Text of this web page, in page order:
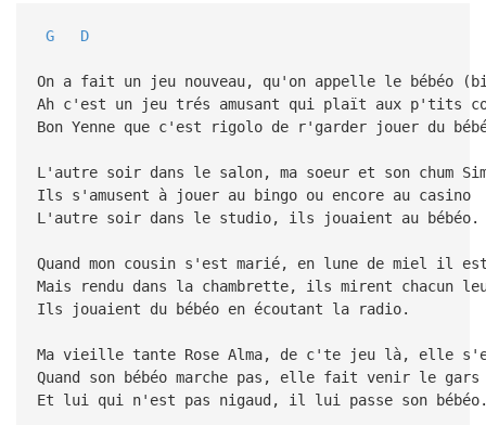
G D
On a fait un jeu nouveau, qu'on appelle le bébéo
Ah c'est un jeu trés amusant qui plaït aux p'tits
Bon Yenne que c'est rigolo de r'garder jouer du
L'autre soir dans le salon, ma soeur et son chum
Ils s'amusent à jouer au bingo ou encore au casino
L'autre soir dans le studio, ils jouaient au bébéo.
Quand mon cousin s'est marié, en lune de miel il
Mais rendu dans la chambrette, ils mirent chacun
Ils jouaient du bébéo en écoutant la radio.
Ma vieille tante Rose Alma, de c'te jeu là, elle
Quand son bébéo marche pas, elle fait venir le gars
Et lui qui n'est pas nigaud, il lui passe son